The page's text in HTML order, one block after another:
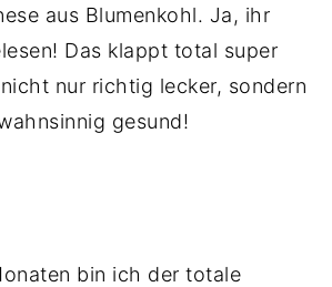
aus Blumenkohl. Ja, ihr
Das klappt total super
nur richtig lecker, sondern
gesund!
bin ich der totale